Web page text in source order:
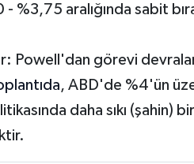
aralığında sabit
Powell'dan görevi
, ABD'de %4'ün
daha sıkı (şahin)